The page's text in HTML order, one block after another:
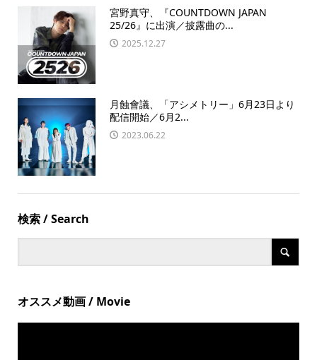
宮野真守、『COUNTDOWN JAPAN
25/26』に出演／披露曲の...
2025.12.27
月蝕會議、「アシメトリー」6月23日より
配信開始／6月2...
2023.06.22
検索 / Search
オススメ動画 / Movie